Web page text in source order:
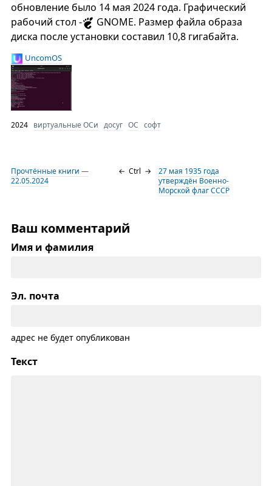
обновление было 14 мая 2024 года. Графический
рабочий стол -
GNOME. Размер файла образа
диска после установки составил 10,8 гигабайта.
UncomOS
2024 виртуальные ОСи досуг ОС софт
Прочтённые книги —
22.05.2024
← Ctrl →
27 мая 1935 года
утверждён Военно-
Морской флаг СССР
Ваш комментарий
Имя и фамилия
Эл. почта
адрес не будет опубликован
Текст